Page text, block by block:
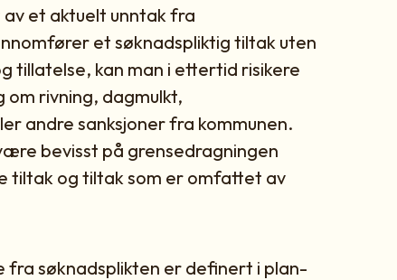
et aktuelt unntak fra
et søknadspliktig tiltak uten
tillatelse, kan man i ettertid risikere
om rivning, dagmulkt,
andre sanksjoner fra kommunen.
bevisst på grensedragningen
tiltak og tiltak som er omfattet av
fra søknadsplikten er definert i plan-